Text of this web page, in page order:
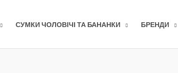
СУМКИ ЧОЛОВІЧІ ТА БАНАНКИ БРЕНДИ